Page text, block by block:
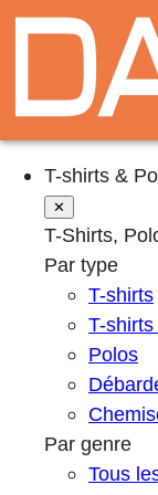
T-shirts &
✕
T-Shirts,
Par type
T-shirts
T-
Polos
Par genre
Tous